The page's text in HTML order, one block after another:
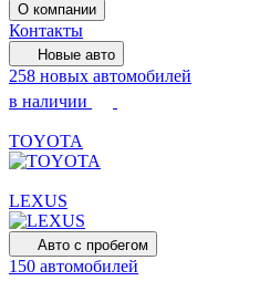
О компании
Контакты
Новые авто
258 новых автомобилей
в наличии
TOYOTA
LEXUS
Авто с пробегом
150 автомобилей